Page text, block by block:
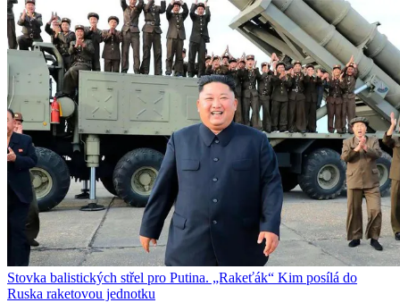
Stovka balistických střel pro Putina. „Rakeťák“ Kim posílá do
Ruska raketovou jednotku